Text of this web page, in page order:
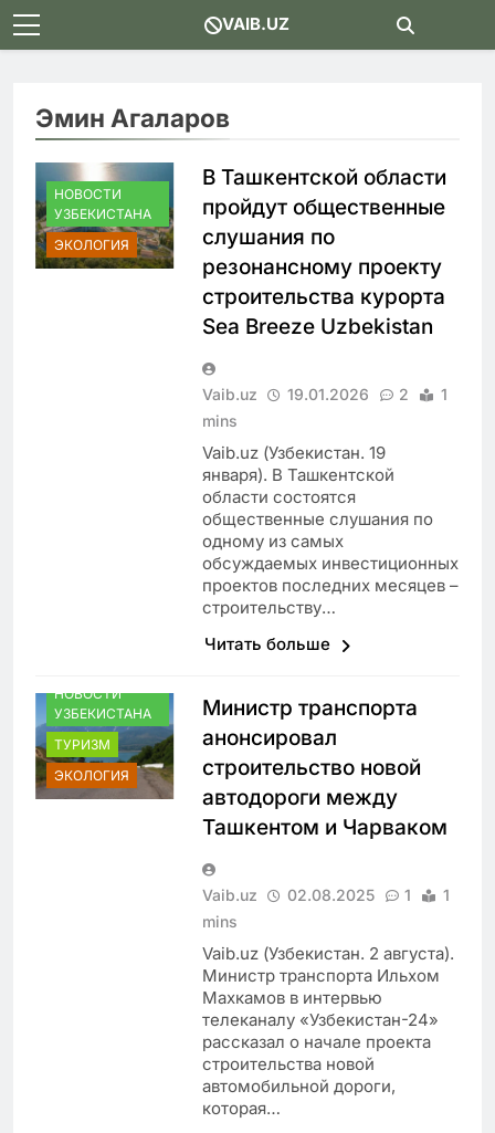
Skip
to
VAIB.UZ
Эмин Агаларов
НОВОСТИ
УЗБЕКИСТАНА
ЭКОЛОГИЯ
В Ташкентской области
пройдут общественные
слушания по
резонансному проекту
строительства курорта
Sea Breeze Uzbekistan
Vaib.uz 19.01.2026 2
1
mins
Vaib.uz (Узбекистан. 19
января). В Ташкентской
области состоятся
общественные слушания по
одному из самых
обсуждаемых инвестиционных
проектов последних месяцев –
строительству…
Читать больше
НОВОСТИ
УЗБЕКИСТАНА
ТУРИЗМ
ЭКОЛОГИЯ
Министр транспорта
анонсировал
строительство новой
автодороги между
Ташкентом и Чарваком
Vaib.uz 02.08.2025 1
1
mins
Vaib.uz (Узбекистан. 2 августа).
Министр транспорта Ильхом
Махкамов в интервью
телеканалу «Узбекистан-24»
рассказал о начале проекта
строительства новой
автомобильной дороги,
которая…